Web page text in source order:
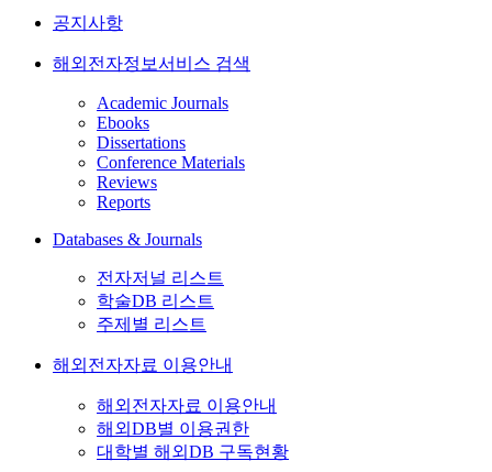
공지사항
해외전자정보서비스 검색
Academic Journals
Ebooks
Dissertations
Conference Materials
Reviews
Reports
Databases & Journals
전자저널 리스트
학술DB 리스트
주제별 리스트
해외전자자료 이용안내
해외전자자료 이용안내
해외DB별 이용권한
대학별 해외DB 구독현황